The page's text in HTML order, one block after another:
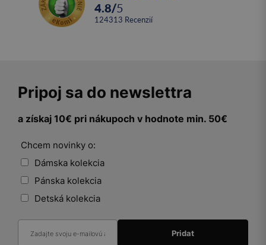
4.8/5
124313 recenzií
Pripoj sa do newslettra
a získaj 10€ pri nákupoch v hodnote min. 50€
Chcem novinky o:
Dámska kolekcia
Pánska kolekcia
Detská kolekcia